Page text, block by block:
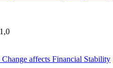
affects Financial Stability